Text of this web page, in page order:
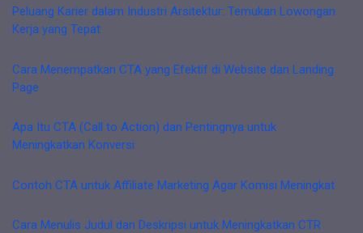
Peluang Karier dalam Industri Arsitektur: Temukan Lowongan
Kerja yang Tepat
Cara Menempatkan CTA yang Efektif di Website dan Landing
Page
Apa Itu CTA (Call to Action) dan Pentingnya untuk
Meningkatkan Konversi
Contoh CTA untuk Affiliate Marketing Agar Komisi Meningkat
Cara Menulis Judul dan Deskripsi untuk Meningkatkan CTR